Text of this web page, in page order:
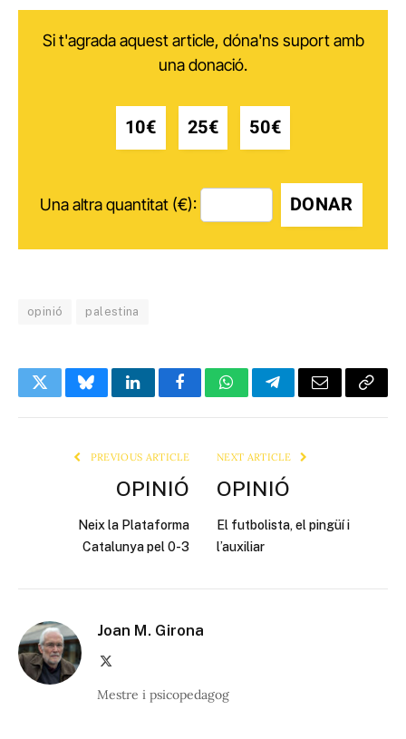
Si t'agrada aquest article, dóna'ns suport amb
una donació.
10€ 25€ 50€
Una altra quantitat (€): DONAR
opinió palestina
TwitterBlueskyLinkedInFacebookWhatsAppTelegramEmail Copy
PREVIOUS ARTICLE
OPINIÓ
Neix la Plataforma
Catalunya pel 0-3
NEXT ARTICLE
OPINIÓ
El futbolista, el pingüí i
l’auxiliar
Joan M. Girona
Mestre i psicopedagog